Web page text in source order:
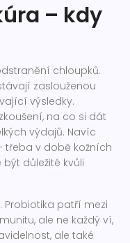
– kdy
chloupků.
zaslouženou
výsledky.
na co si dát
výdajů. Navíc
třeba v době kožních
důležité kvůli
Probiotika patří mezi
ale ne každý ví,
ale také